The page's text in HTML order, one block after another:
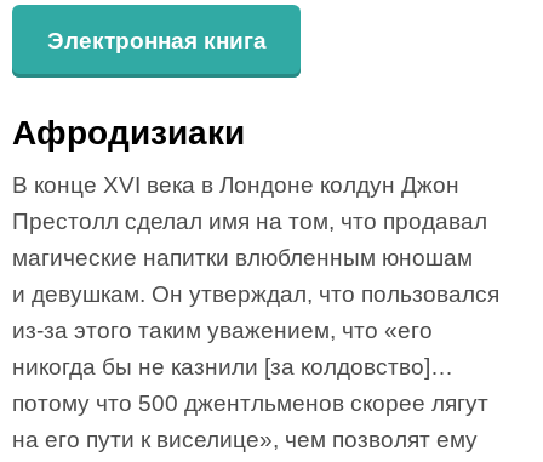
Электронная книга
Афродизиаки
В конце XVI века в Лондоне колдун Джон
Престолл сделал имя на том, что продавал
магические напитки влюбленным юношам
и девушкам. Он утверждал, что пользовался
из-за этого таким уважением, что «его
никогда бы не казнили [за колдовство]…
потому что 500 джентльменов скорее лягут
на его пути к виселице», чем позволят ему